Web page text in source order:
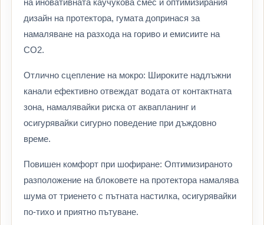
на иновативната каучукова смес и оптимизирания
дизайн на протектора, гумата допринася за
намаляване на разхода на гориво и емисиите на
CO2.
Отлично сцепление на мокро: Широките надлъжни
канали ефективно отвеждат водата от контактната
зона, намалявайки риска от аквапланинг и
осигурявайки сигурно поведение при дъждовно
време.
Повишен комфорт при шофиране: Оптимизираното
разположение на блоковете на протектора намалява
шума от триенето с пътната настилка, осигурявайки
по-тихо и приятно пътуване.